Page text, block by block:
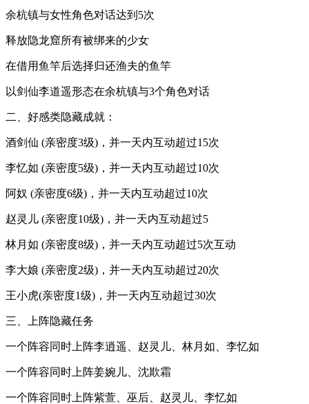
余杭镇与女性角色对话达到5次
释放隐龙窟所有被绑来的少女
在借用鱼竿后选择归还渔夫的鱼竿
以剑仙李道遥形态在余杭镇与3个角色对话
二、好感类隐藏成就：
酒剑仙 (亲密度3级)，并一天内互动超过15次
李忆如 (亲密度5级)，并一天内互动超过10次
阿奴 (亲密度6级)，并一天内互动超过10次
赵灵儿 (亲密度10级)，并一天内互动超过5
林月如 (亲密度8级)，并一天内互动超过5次互动
李大娘 (亲密度2级)，并一天内互动超过20次
王小虎(亲密度1级)，并一天内互动超过30次
三、上阵隐藏任务
一个阵容同时上阵李逍遥、赵灵儿、林月如、李忆如
一个阵容同时上阵姜婉儿、沈欺霜
一个阵容同时上阵紫萱、巫后、赵灵儿、李忆如